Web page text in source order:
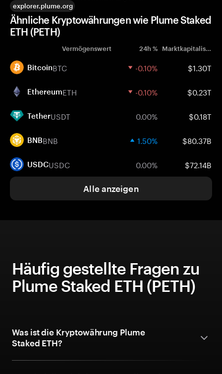
explorer.plume.org
Ähnliche Kryptowährungen wie Plume Staked
ETH (PETH)
Vermögenswert 24h % Marktkapitalisierung
BitcoinBTC -0.10% $1.30T
EthereumETH -0.10% $0.23T
TetherUSDT 0.00% $0.18T
BNBBNB 1.50% $80.37B
USDCUSDC 0.00% $72.14B
Alle anzeigen
Häufig gestellte Fragen zu
Plume Staked ETH (PETH)
Was ist die Kryptowährung Plume
Staked ETH?